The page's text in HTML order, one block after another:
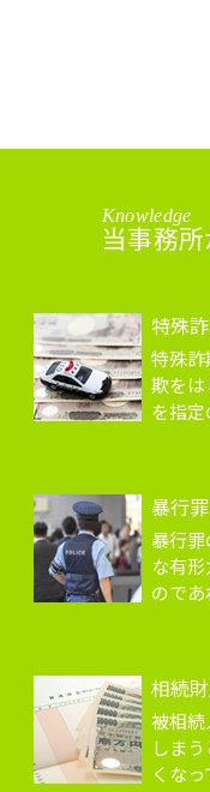
Knowledge
当事務
特殊
特殊
欺を
を指
暴行
暴行
な有
ので
相続
被相
しま
くな